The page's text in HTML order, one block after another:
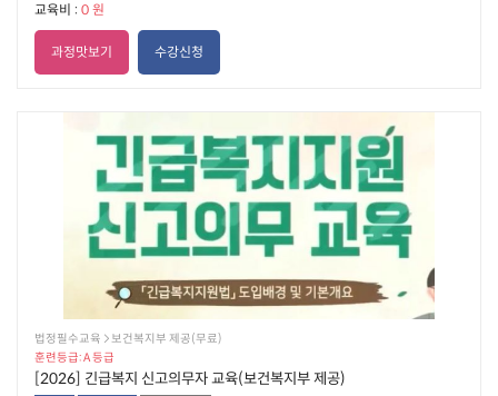
교육비 : 0 원
과정맛보기 수강신청
법정필수교육  보건복지부 제공(무료)
훈련등급: A 등급
[2026] 긴급복지 신고의무자 교육(보건복지부 제공)